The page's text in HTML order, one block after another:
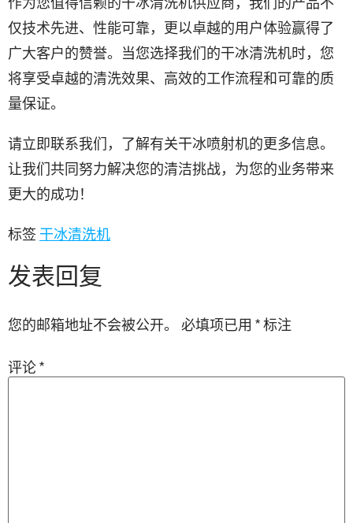
仅技术先进、性能可靠，更以卓越的用户体验赢得了
广大客户的赞誉。当您选择我们的干冰清洗机时，您
将享受卓越的清洗效果、高效的工作流程和可靠的质
量保证。
请立即联系我们，了解有关干冰喷射机的更多信息。
让我们共同努力解决您的清洁挑战，为您的业务带来
更大的成功！
标签干冰清洗机
发表回复
您的邮箱地址不会被公开。 必填项已用*标注
评论*